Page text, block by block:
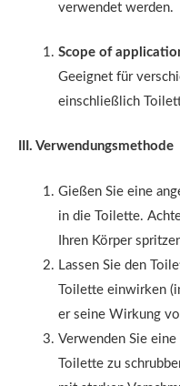
verwendet werden.
Scope of
Geeignet für
einschließlich
III. Verwendungsmethode
Gießen Sie eine
in die Toilette.
Ihren Körper
Lassen Sie den
Toilette einwirken
er seine Wirkung
Verwenden Sie
Toilette zu